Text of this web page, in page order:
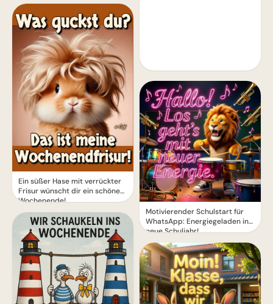
Ein süßer Hase mit verrückter
Frisur wünscht dir ein schönes
Wochenende!
Motivierender Schulstart für
WhatsApp: Energiegeladen ins
neue Schuljahr!